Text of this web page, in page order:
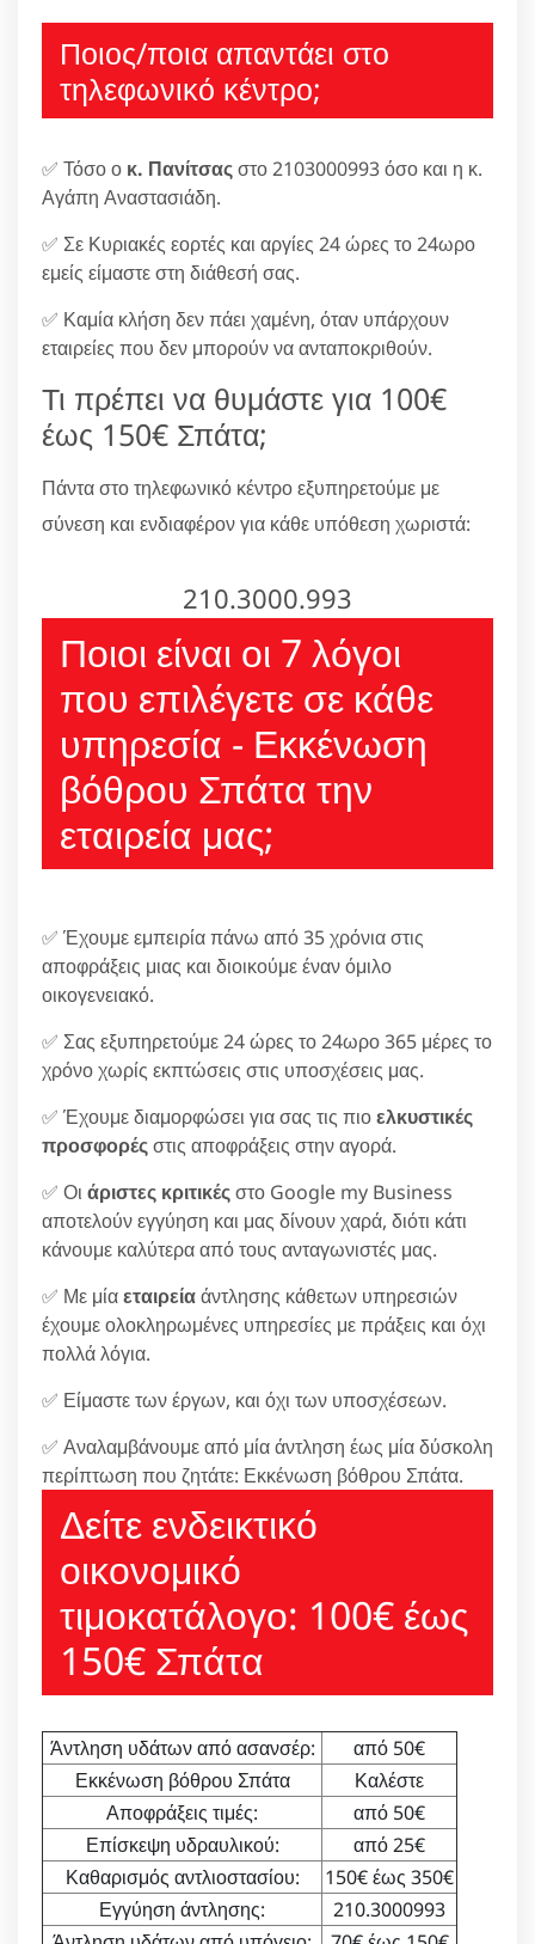
Ποιος/ποια απαντάει στο
τηλεφωνικό κέντρο;
✅ Τόσο ο κ. Πανίτσαςστο 2103000993 όσο και η κ.
Αγάπη Αναστασιάδη.
✅ Σε Κυριακές εορτές και αργίες 24 ώρες το 24ωρο
εμείς είμαστε στη διάθεσή σας.
✅ Καμία κλήση δεν πάει χαμένη, όταν υπάρχουν
εταιρείες που δεν μπορούν να ανταποκριθούν.
Τι πρέπει να θυμάστε για 100€
έως 150€ Σπάτα;
Πάντα στο τηλεφωνικό κέντρο εξυπηρετούμε με
σύνεση και ενδιαφέρον για κάθε υπόθεση χωριστά:
210.3000.993
Ποιοι είναι οι 7 λόγοι
που επιλέγετε σε κάθε
υπηρεσία - Εκκένωση
βόθρου Σπάτα την
εταιρεία μας;
✅ Έχουμε εμπειρία πάνω από 35 χρόνια στις
αποφράξεις μιας και διοικούμε έναν όμιλο
οικογενειακό.
✅ Σας εξυπηρετούμε 24 ώρες το 24ωρο 365 μέρες το
χρόνο χωρίς εκπτώσεις στις υποσχέσεις μας.
✅ Έχουμε διαμορφώσει για σας τις πιοελκυστικές
προσφορέςστις αποφράξεις στην αγορά.
✅ Οι άριστες κριτικέςστο Google my Business
αποτελούν εγγύηση και μας δίνουν χαρά, διότι κάτι
κάνουμε καλύτερα από τους ανταγωνιστές μας.
✅ Με μίαεταιρείαάντλησης κάθετων υπηρεσιών
έχουμε ολοκληρωμένες υπηρεσίες με πράξεις και όχι
πολλά λόγια.
✅ Είμαστε των έργων, και όχι των υποσχέσεων.
✅ Αναλαμβάνουμε από μία άντληση έως μία δύσκολη
περίπτωση που ζητάτε: Εκκένωση βόθρου Σπάτα.
Δείτε ενδεικτικό
οικονομικό
τιμοκατάλογο: 100€ έως
150€ Σπάτα
Άντληση υδάτων από ασανσέρ:
από 50€
Εκκένωση βόθρου Σπάτα
Καλέστε
Αποφράξεις τιμές:
από 50€
Επίσκεψη υδραυλικού:
από 25€
Καθαρισμός αντλιοστασίου:
150€ έως 350€
Εγγύηση άντλησης:
210.3000993